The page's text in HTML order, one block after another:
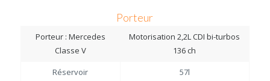
Porteur
Porteur : Mercedes
Classe V
Motorisation 2,2L CDI bi-turbos
136 ch
Réservoir
57l